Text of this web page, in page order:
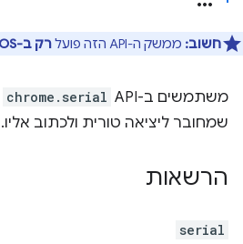
חשוב: ממשק ה-API הזה פועל רק ב-ChromeOS
משתמשים ב-API ‏ chrome.serial
שמחובר ליציאה טורית ולכתוב אליו.
הרשאות
serial